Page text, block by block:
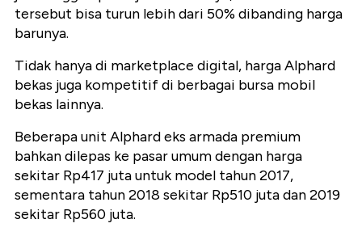
tersebut bisa turun lebih dari 50% dibanding harga
barunya.
Tidak hanya di marketplace digital, harga Alphard
bekas juga kompetitif di berbagai bursa mobil
bekas lainnya.
Beberapa unit Alphard eks armada premium
bahkan dilepas ke pasar umum dengan harga
sekitar Rp417 juta untuk model tahun 2017,
sementara tahun 2018 sekitar Rp510 juta dan 2019
sekitar Rp560 juta.